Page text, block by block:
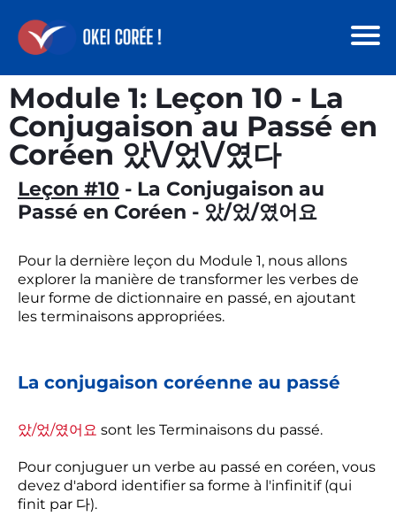
Module 1: Leçon 10 - La
Conjugaison au Passé en
Coréen 았\/었\/였다
Leçon #10 - La Conjugaison au
Passé en Coréen - 았/었/였어요
Pour la dernière leçon du Module 1, nous allons
explorer la manière de transformer les verbes de
leur forme de dictionnaire en passé, en ajoutant
les terminaisons appropriées.
La conjugaison coréenne au passé
았/었/였어요 sont les Terminaisons du passé.
Pour conjuguer un verbe au passé en coréen, vous
devez d'abord identifier sa forme à l'infinitif (qui
finit par 다).